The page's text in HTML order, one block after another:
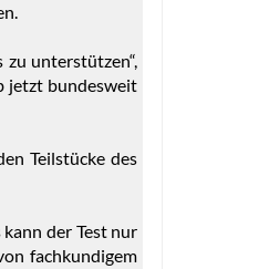
unterstützen“,
jetzt bundesweit
Teilstücke des
der Test nur
fachkundigem